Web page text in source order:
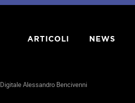
ARTICOLI NEWS
Alessandro Bencivenni